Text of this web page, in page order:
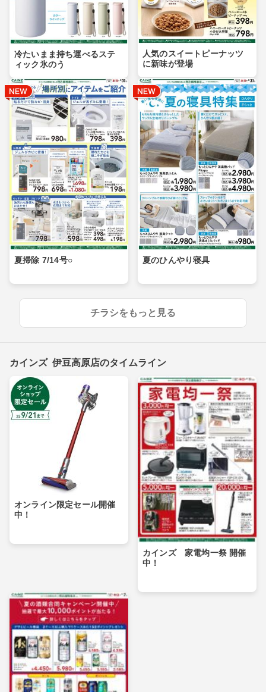
冷たいまま持ち運べるステ
ィック氷のう
人気のスイートピーナッツ
に新味が登場
夏掃除 7/14号○ 夏のひんやり寝具
チラシをもっと見る
カインズ 伊豆高原店のタイムライン
オンライン限定セール開催
中！
カインズ 家電均一祭 開催
中！